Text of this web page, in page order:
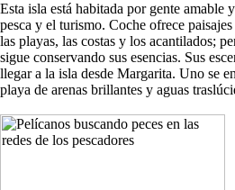
Esta isla está habitada por gente amable
pesca y el turismo. Coche ofrece
las playas, las costas y los acantilados;
sigue conservando sus esencias. Sus
llegar a la isla desde Margarita. Uno se
playa de arenas brillantes y aguas